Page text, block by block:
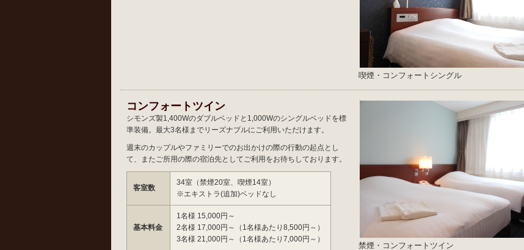
喫煙・コンフォートシングル
禁煙・コンフォートツイン
コンフォートツイン
シモンズ製1,400Wのダブルベッドと1,000Wのシングルベッドを標
準装備。最大3名様までリーズナブルにご利用いただけます。
週末のカップルやファミリーでのお出かけの際の行動の起点とし
て、またご所用の際の宿泊先としてご利用をお待ちしております。
客室数
34室（禁煙20室、喫煙14室）
※エキストラ(追加)ベッドなし
基本料金
1名様 15,000円～
2名様 17,000円～（1名様あたり8,500円～）
3名様 21,000円～（1名様あたり7,000円～）